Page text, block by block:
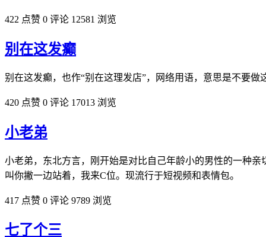
422 点赞 0 评论 12581 浏览
别在这发癫
别在这发癫，也作“别在这理发店”，网络用语，意思是不要
420 点赞 0 评论 17013 浏览
小老弟
小老弟，东北方言，刚开始是对比自己年龄小的男性的一种
叫你撇一边站着，我来C位。现流行于短视频和表情包。
417 点赞 0 评论 9789 浏览
七了个三